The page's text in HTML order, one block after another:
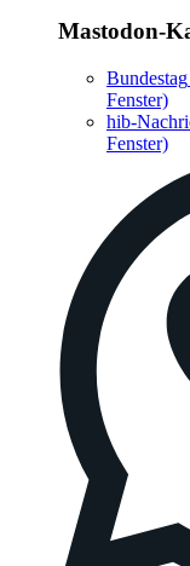
Mastodon-
Bundestag
Fenster)
hib-
Fenster)